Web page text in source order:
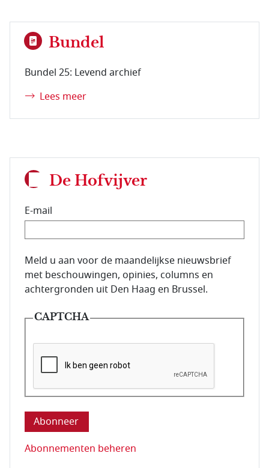
Bundel
Bundel 25: Levend archief
Lees meer
De Hofvijver
E-mail
E-mailadres van de abonnee.
Meld u aan voor de maandelijkse nieuwsbrief
met beschouwingen, opinies, columns en
achtergronden uit Den Haag en Brussel.
CAPTCHA
Deze vraag is om te controleren dat u een mens
Abonnementen beheren